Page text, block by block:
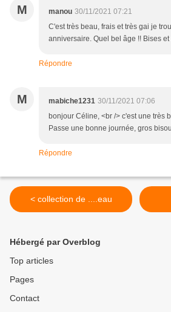
M manou 30/11/2021 07:21
C'est très beau, frais et très gai je
anniversaire. Quel bel âge !! Bises
Répondre
M mabiche1231 30/11/2021 07:06
bonjour Céline, <br /> c'est une très
Passe une bonne journée, gros
Répondre
< collection de ....eau
Hébergé par Overblog
Top articles
Pages
Contact